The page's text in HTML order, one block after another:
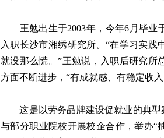
王勉出生于2003年，今年6月毕业
入职长沙市湘绣研究所。“在学习实
就没那么慌。”王勉说，入职后研究所
方面不断进步，“有成就感、有稳定收
这是以劳务品牌建设促就业的典型
与部分职业院校开展校企合作，举办“